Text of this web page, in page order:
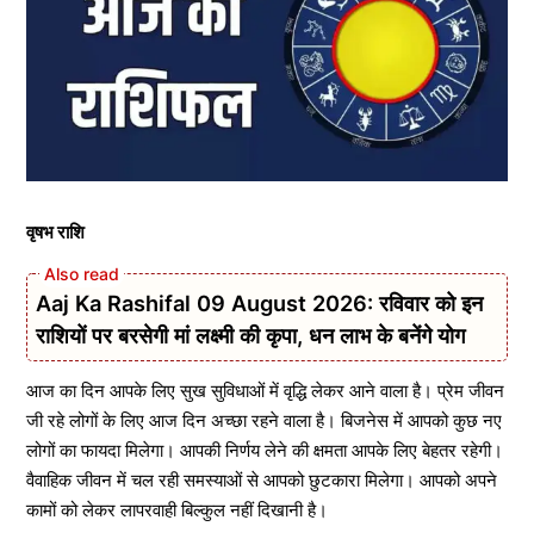
वृषभ राशि
Aaj Ka Rashifal 09 August 2026: रविवार को इन
राशियों पर बरसेगी मां लक्ष्मी की कृपा, धन लाभ के बनेंगे योग
आज का दिन आपके लिए सुख सुविधाओं में वृद्धि लेकर आने वाला है। प्रेम जीवन
जी रहे लोगों के लिए आज दिन अच्छा रहने वाला है। बिजनेस में आपको कुछ नए
लोगों का फायदा मिलेगा। आपकी निर्णय लेने की क्षमता आपके लिए बेहतर रहेगी।
वैवाहिक जीवन में चल रही समस्याओं से आपको छुटकारा मिलेगा। आपको अपने
कामों को लेकर लापरवाही बिल्कुल नहीं दिखानी है।